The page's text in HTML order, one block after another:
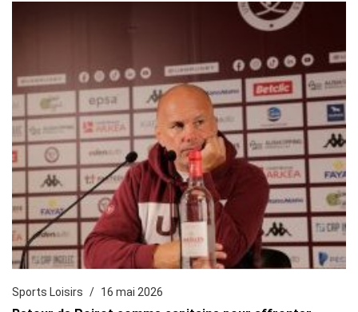
Sports Loisirs 16 mai 2026